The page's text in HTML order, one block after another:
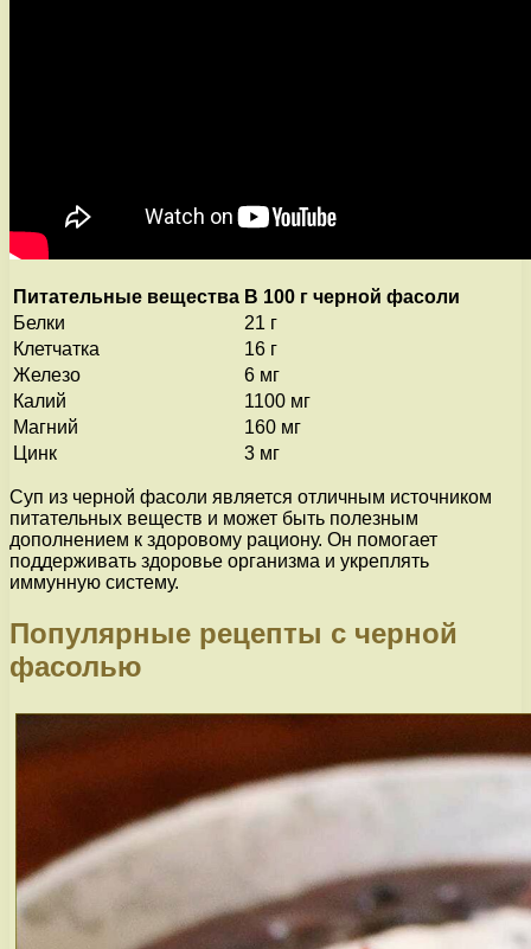
Питательные вещества В 100 г черной фасоли
Белки
21 г
Клетчатка
16 г
Железо
6 мг
Калий
1100 мг
Магний
160 мг
Цинк
3 мг
Суп из черной фасоли является отличным источником
питательных веществ и может быть полезным
дополнением к здоровому рациону. Он помогает
поддерживать здоровье организма и укреплять
иммунную систему.
Популярные рецепты с черной
фасолью